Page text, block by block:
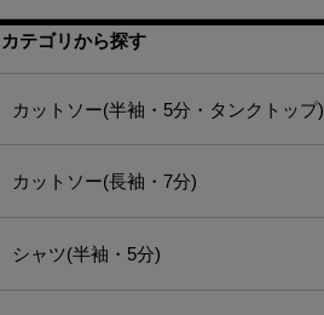
カテゴリから探す
カットソー(半袖・5分・タンクトップ)
カットソー(長袖・7分)
シャツ(半袖・5分)